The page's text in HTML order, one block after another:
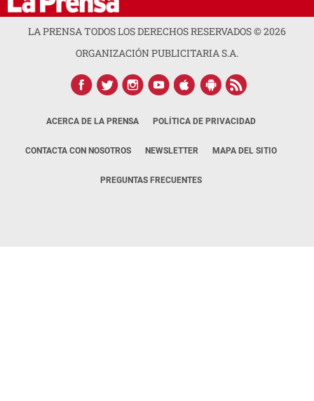
LA PRENSA TODOS LOS DERECHOS RESERVADOS ©2026
ORGANIZACIÓN PUBLICITARIA S.A.
ACERCA DE LA PRENSA POLÍTICA DE PRIVACIDAD
CONTACTA CON NOSOTROS NEWSLETTER MAPA DEL SITIO
PREGUNTAS FRECUENTES